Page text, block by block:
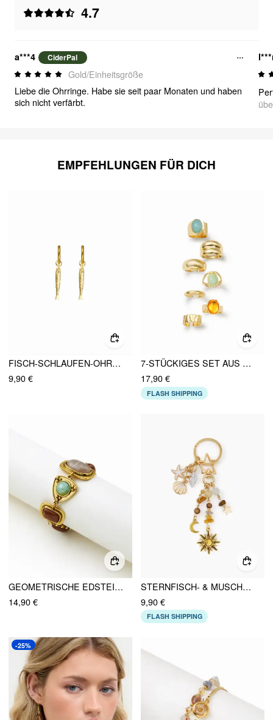
4.7
a***4 CiderPal
Gold/Einheitsgröße
Liebe die Ohrringe. Habe sie seit paar Monaten und haben
sich nicht verfärbt.
EMPFEHLUNGEN FÜR DICH
FISCH-SCHLAUFEN-OHRRINGE
9,90 €
7-STÜCKIGES SET AUS OVALEN HARZ- UND HERZRINGEN
17,90 €
FLASH SHIPPING
GEOMETRISCHE EDSTEIN-KETTENARMBAENDER
14,90 €
STERNFISCH- & MUSCHEL- & SONNE- & MOND- & STEIN-SCHLÜSSELANHÄNGER
9,90 €
FLASH SHIPPING
-25%